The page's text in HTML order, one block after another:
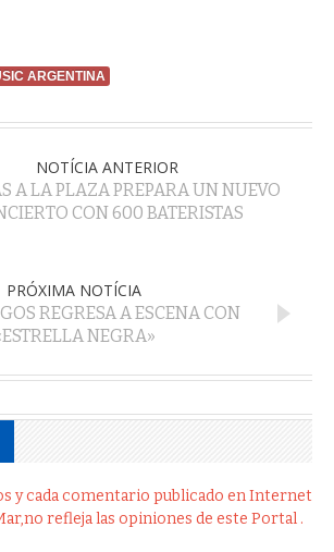
ARGENTINA
NOTÍCIA ANTERIOR
A LA PLAZA PREPARA UN NUEVO
CON 600 BATERISTAS
PRÓXIMA NOTÍCIA
REGRESA A ESCENA CON
NEGRA»
y cada comentario publicado en Internet
refleja las opiniones de este Portal .